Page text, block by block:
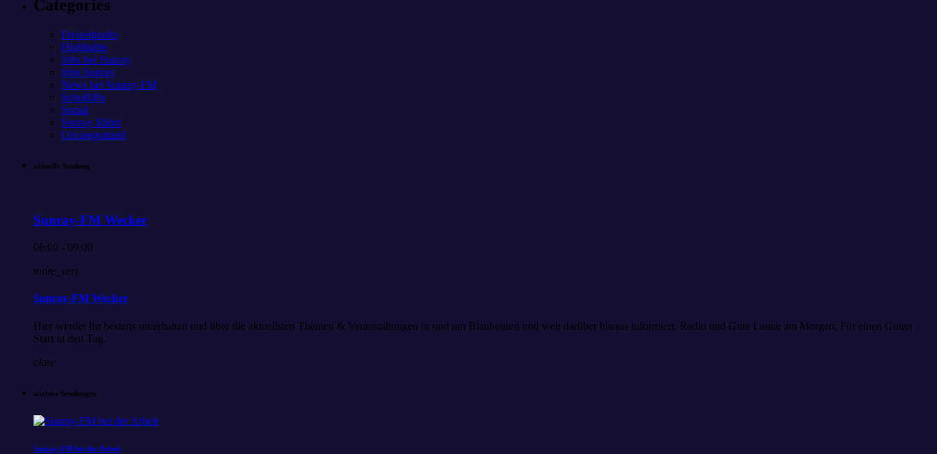
Categories
Freizeitparks
Highlights
Jobs bei Sunray
Jobs Sunray
News bei Sunray-FM
SchoBiPa
Sozial
Sunray Slider
Uncategorized
aktuelle Sendung
Sunray-FM Wecker
06:00 - 09:00
more_vert
Sunray-FM Wecker
Hier werdet Ihr bestens unterhalten und über die aktuellsten Themen & Veranstaltungen in und um Blaubeuren und weit darüber hinaus informiert. Radio und Gute Laune am Morgen; Für einen Guten
Start in den Tag.
close
nächste Sendungen
Sunray-FM bei der Arbeit